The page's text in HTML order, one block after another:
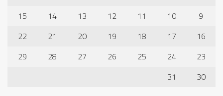
9
10
11
12
13
14
15
16
17
18
19
20
21
22
23
24
25
26
27
28
29
30
31